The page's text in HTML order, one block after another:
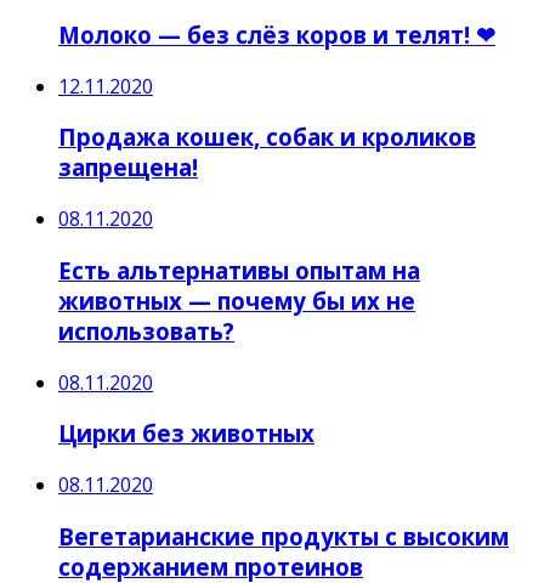
Молоко — без слёз коров и телят! ❤
12.11.2020
Продажа кошек, собак и кроликов
запрещена!
08.11.2020
Есть альтернативы опытам на
животных — почему бы их не
использовать?
08.11.2020
Цирки без животных
08.11.2020
Вегетарианские продукты с высоким
содержанием протеинов